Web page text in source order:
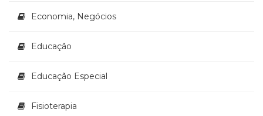
(22)
africanos
Terapia
Ocupacional
Treinamento
Economia, Negócios
Educação
Educação Especial
Fisioterapia